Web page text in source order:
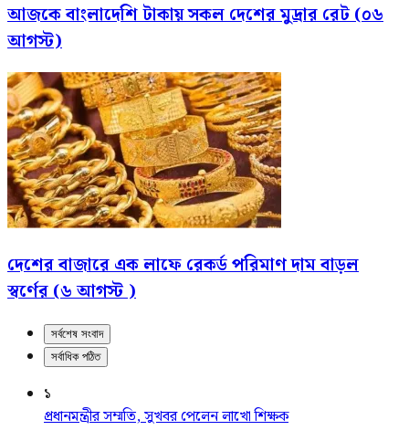
আজকে বাংলাদেশি টাকায় সকল দেশের মুদ্রার রেট (০৬
আগস্ট)
দেশের বাজারে এক লাফে রেকর্ড পরিমাণ দাম বাড়ল
স্বর্ণের (৬ আগস্ট )
সর্বশেষ সংবাদ
সর্বাধিক পঠিত
১
প্রধানমন্ত্রীর সম্মতি, সুখবর পেলেন লাখো শিক্ষক